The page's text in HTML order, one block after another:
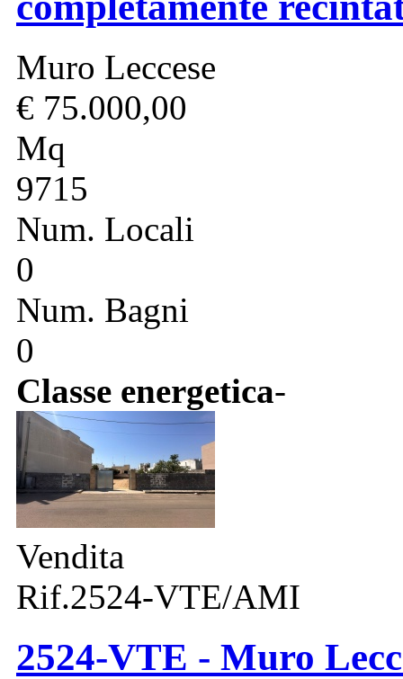
Muro Leccese
€ 75.000,00
Mq
9715
Num. Locali
0
Num. Bagni
0
Classe energetica-
Vendita
Rif.2524-VTE/AMI
2524-VTE - Muro